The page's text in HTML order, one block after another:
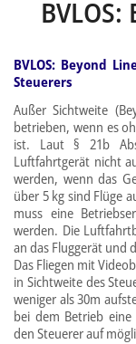
BVLOS: Beyond
Steuerers
Außer Sichtweite
betrieben, wenn es
ist. Laut § 21b
Luftfahrtgerät nicht
werden, wenn das
über 5 kg sind Flüge
muss eine
werden. Die
an das Fluggerät und
Das Fliegen mit
in Sichtweite des
weniger als 30m
bei dem Betrieb
den Steuerer auf